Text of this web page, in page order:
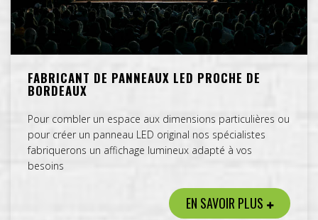
FABRICANT DE PANNEAUX LED PROCHE DE
BORDEAUX
Pour combler un espace aux dimensions particulières ou
pour créer un panneau LED original nos spécialistes
fabriquerons un affichage lumineux adapté à vos
besoins
EN SAVOIR PLUS